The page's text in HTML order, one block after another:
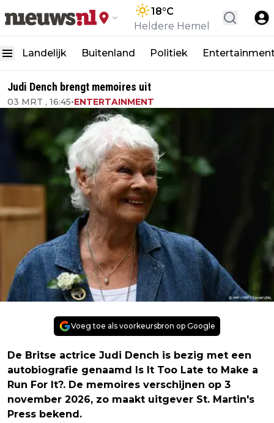
18°C
Heldere Hemel
Landelijk Buitenland Politiek
Judi Dench brengt memoires uit
03 MRT , 16:45•ENTERTAINMENT
Voeg toe als voorkeursbron op Google
De Britse actrice Judi Dench is bezig met een
autobiografie genaamd Is It Too Late to Make a
Run For It?. De memoires verschijnen op 3
november 2026, zo maakt uitgever St. Martin's
Press bekend.